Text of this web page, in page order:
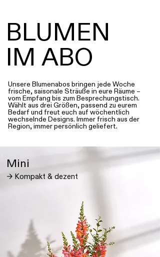
BLUMEN
IM ABO
Unsere Blumenabos bringen jede Woche
frische, saisonale Sträuße in eure Räume –
vom Empfang bis zum Besprechungstisch.
Wählt aus drei Größen, passend zu eurem
Bedarf und freut euch auf wöchentlich
wechselnde Designs. Immer frisch aus der
Region, immer persönlich geliefert.
→ Kompakt & dezent
Mini